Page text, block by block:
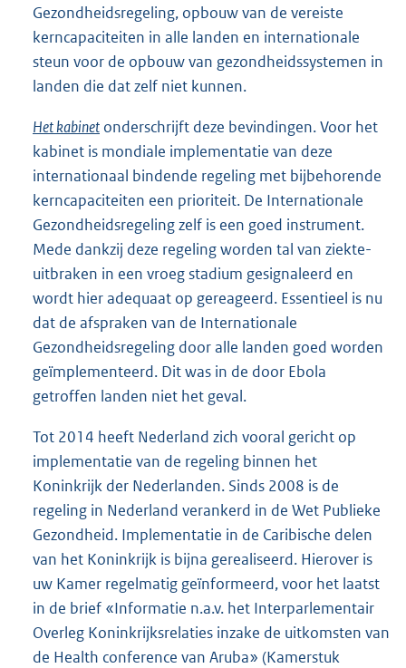
Gezondheidsregeling, opbouw van de vereiste
kerncapaciteiten in alle landen en internationale
steun voor de opbouw van gezondheidssystemen in
landen die dat zelf niet kunnen.
Het kabinet onderschrijft deze bevindingen. Voor het
kabinet is mondiale implementatie van deze
internationaal bindende regeling met bijbehorende
kerncapaciteiten een prioriteit. De Internationale
Gezondheidsregeling zelf is een goed instrument.
Mede dankzij deze regeling worden tal van ziekte-
uitbraken in een vroeg stadium gesignaleerd en
wordt hier adequaat op gereageerd. Essentieel is nu
dat de afspraken van de Internationale
Gezondheidsregeling door alle landen goed worden
geïmplementeerd. Dit was in de door Ebola
getroffen landen niet het geval.
Tot 2014 heeft Nederland zich vooral gericht op
implementatie van de regeling binnen het
Koninkrijk der Nederlanden. Sinds 2008 is de
regeling in Nederland verankerd in de Wet Publieke
Gezondheid. Implementatie in de Caribische delen
van het Koninkrijk is bijna gerealiseerd. Hierover is
uw Kamer regelmatig geïnformeerd, voor het laatst
in de brief «Informatie n.a.v. het Interparlementair
Overleg Koninkrijksrelaties inzake de uitkomsten van
de Health conference van Aruba» (Kamerstuk